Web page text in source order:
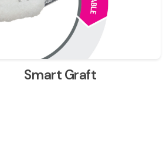
Smart Graft